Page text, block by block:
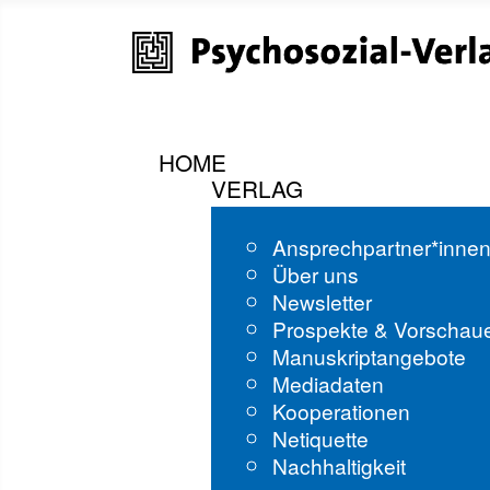
HOME
VERLAG
Über uns
Newsletter
Prospekte &
Manuskriptangebote
Mediadaten
Kooperationen
Netiquette
Nachhaltigkeit